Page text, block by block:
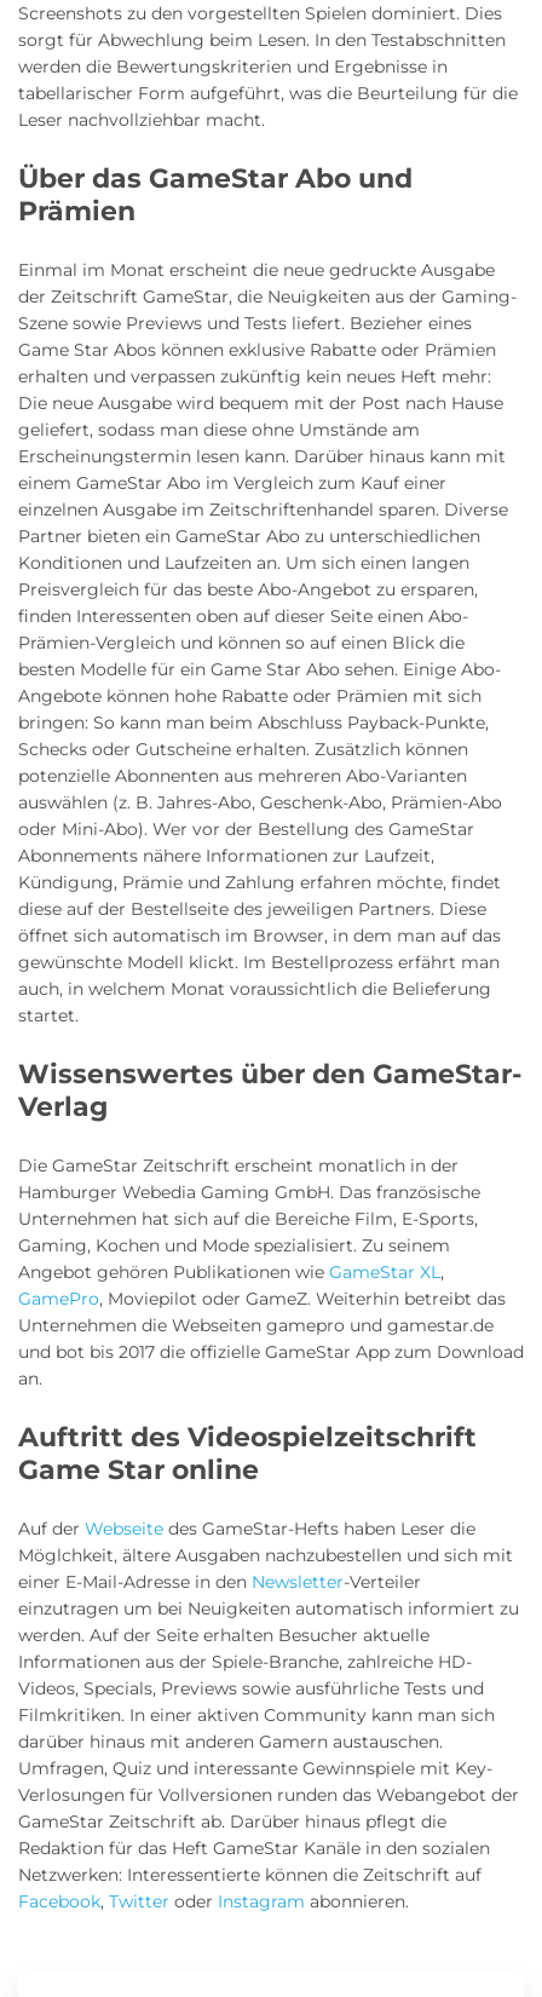
Screenshots zu den vorgestellten Spielen dominiert. Dies
sorgt für Abwechlung beim Lesen. In den Testabschnitten
werden die Bewertungskriterien und Ergebnisse in
tabellarischer Form aufgeführt, was die Beurteilung für die
Leser nachvollziehbar macht.
Über das GameStar Abo und
Prämien
Einmal im Monat erscheint die neue gedruckte Ausgabe
der Zeitschrift GameStar, die Neuigkeiten aus der Gaming-
Szene sowie Previews und Tests liefert. Bezieher eines
Game Star Abos können exklusive Rabatte oder Prämien
erhalten und verpassen zukünftig kein neues Heft mehr:
Die neue Ausgabe wird bequem mit der Post nach Hause
geliefert, sodass man diese ohne Umstände am
Erscheinungstermin lesen kann. Darüber hinaus kann mit
einem GameStar Abo im Vergleich zum Kauf einer
einzelnen Ausgabe im Zeitschriftenhandel sparen. Diverse
Partner bieten ein GameStar Abo zu unterschiedlichen
Konditionen und Laufzeiten an. Um sich einen langen
Preisvergleich für das beste Abo-Angebot zu ersparen,
finden Interessenten oben auf dieser Seite einen Abo-
Prämien-Vergleich und können so auf einen Blick die
besten Modelle für ein Game Star Abo sehen. Einige Abo-
Angebote können hohe Rabatte oder Prämien mit sich
bringen: So kann man beim Abschluss Payback-Punkte,
Schecks oder Gutscheine erhalten. Zusätzlich können
potenzielle Abonnenten aus mehreren Abo-Varianten
auswählen (z. B. Jahres-Abo, Geschenk-Abo, Prämien-Abo
oder Mini-Abo). Wer vor der Bestellung des GameStar
Abonnements nähere Informationen zur Laufzeit,
Kündigung, Prämie und Zahlung erfahren möchte, findet
diese auf der Bestellseite des jeweiligen Partners. Diese
öffnet sich automatisch im Browser, in dem man auf das
gewünschte Modell klickt. Im Bestellprozess erfährt man
auch, in welchem Monat voraussichtlich die Belieferung
startet.
Wissenswertes über den GameStar-
Verlag
Die GameStar Zeitschrift erscheint monatlich in der
Hamburger Webedia Gaming GmbH. Das französische
Unternehmen hat sich auf die Bereiche Film, E-Sports,
Gaming, Kochen und Mode spezialisiert. Zu seinem
Angebot gehören Publikationen wie GameStar XL,
GamePro, Moviepilot oder GameZ. Weiterhin betreibt das
Unternehmen die Webseiten gamepro und gamestar.de
und bot bis 2017 die offizielle GameStar App zum Download
an.
Auftritt des Videospielzeitschrift
Game Star online
Auf der Webseite des GameStar-Hefts haben Leser die
Möglchkeit, ältere Ausgaben nachzubestellen und sich mit
einer E-Mail-Adresse in den Newsletter-Verteiler
einzutragen um bei Neuigkeiten automatisch informiert zu
werden. Auf der Seite erhalten Besucher aktuelle
Informationen aus der Spiele-Branche, zahlreiche HD-
Videos, Specials, Previews sowie ausführliche Tests und
Filmkritiken. In einer aktiven Community kann man sich
darüber hinaus mit anderen Gamern austauschen.
Umfragen, Quiz und interessante Gewinnspiele mit Key-
Verlosungen für Vollversionen runden das Webangebot der
GameStar Zeitschrift ab. Darüber hinaus pflegt die
Redaktion für das Heft GameStar Kanäle in den sozialen
Netzwerken: Interessentierte können die Zeitschrift auf
Facebook, Twitter oder Instagram abonnieren.